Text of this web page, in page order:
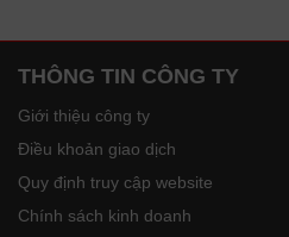
THÔNG TIN CÔNG TY
Giới thiệu công ty
Điều khoản giao dịch
Quy định truy cập website
Chính sách kinh doanh